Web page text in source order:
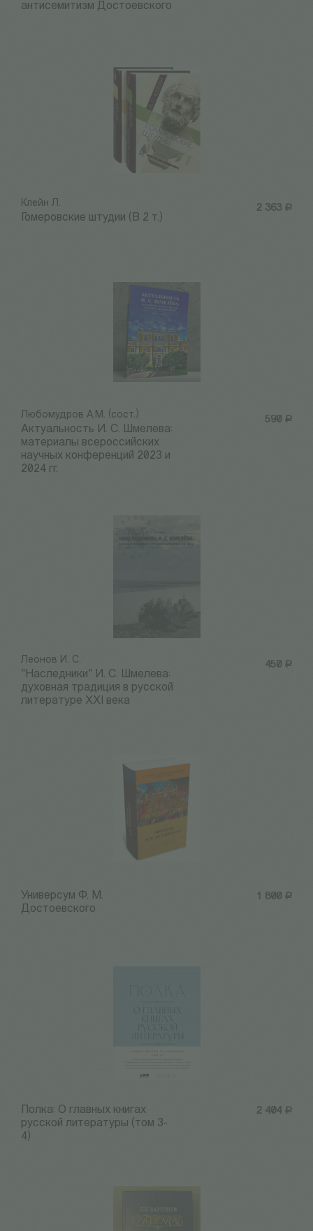
антисемитизм Достоевского
2 363 Р
Клейн Л.
Гомеровские штудии (В 2 т.)
590 Р
Любомудров А.М. (сост.)
Актуальность И. С. Шмелева:
материалы всероссийских
научных конференций 2023 и
2024 гг.
450 Р
Леонов И. С.
"Наследники" И. С. Шмелева:
духовная традиция в русской
литературе XXI века
1 800 Р
Универсум Ф. М.
Достоевского
2 404 Р
Полка: О главных книгах
русской литературы (том 3-
4)